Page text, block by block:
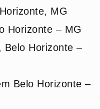
MG
Horizonte – MG
Belo Horizonte –
Belo Horizonte –